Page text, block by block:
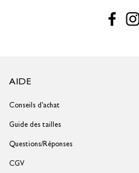
AIDE
Conseils d'achat
Guide des tailles
Questions/Réponses
CGV